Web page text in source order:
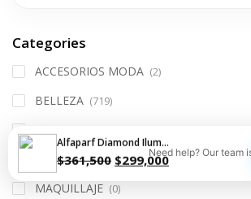
Categories
ACCESORIOS MODA (2)
BELLEZA (719)
DESCUENTOS DEL MES (0)
MAQUILLAJE (0)
Alfaparf Diamond Iluminating Kit sh-mas-Acon
$361,500 $299,000Need help? Our team